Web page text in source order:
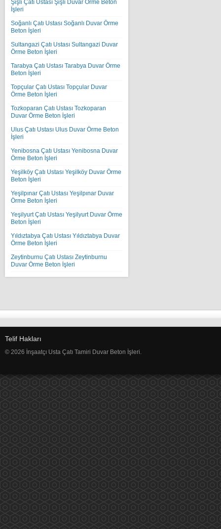
Şişli Çatı Ustası Şişli Duvar Örme Beton
İşleri
Soğanlı Çatı Ustası Soğanlı Duvar Örme
Beton İşleri
Sultangazi Çatı Ustası Sultangazi Duvar
Örme Beton İşleri
Tarabya Çatı Ustası Tarabya Duvar Örme
Beton İşleri
Topçular Çatı Ustası Topçular Duvar
Örme Beton İşleri
Tozkoparan Çatı Ustası Tozkoparan
Duvar Örme Beton İşleri
Ulus Çatı Ustası Ulus Duvar Örme Beton
İşleri
Yenibosna Çatı Ustası Yenibosna Duvar
Örme Beton İşleri
Yeşilköy Çatı Ustası Yeşilköy Duvar Örme
Beton İşleri
Yeşilpınar Çatı Ustası Yeşilpınar Duvar
Örme Beton İşleri
Yeşilyurt Çatı Ustası Yeşilyurt Duvar Örme
Beton İşleri
Yıldıztabya Çatı Ustası Yıldıztabya Duvar
Örme Beton İşleri
Zeytinburnu Çatı Ustası Zeytinburnu
Duvar Örme Beton İşleri
Telif Hakları
© 2026 İnşaatçı Usta Çatı Tamiri Duvar Beton İşleri.